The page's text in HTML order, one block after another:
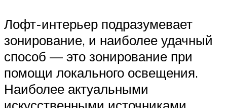
Лофт-интерьер подразумевает
зонирование, и наиболее удачный
способ — это зонирование при
помощи локального освещения.
Наиболее актуальными